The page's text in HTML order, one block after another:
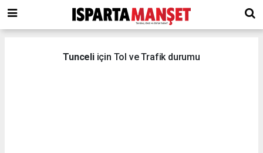
Tunceli için Tol ve Trafik durumu